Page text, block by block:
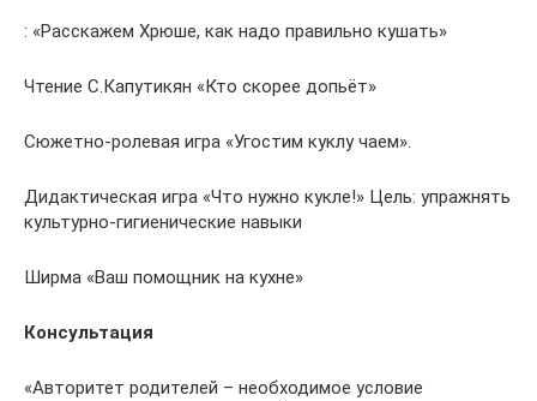
: «Расскажем Хрюше, как надо правильно кушать»
Чтение С.Капутикян «Кто скорее допьёт»
Сюжетно-ролевая игра «Угостим куклу чаем».
Дидактическая игра «Что нужно кукле!» Цель: упражнять
культурно-гигиенические навыки
Ширма «Ваш помощник на кухне»
Консультация
«Авторитет родителей – необходимое условие